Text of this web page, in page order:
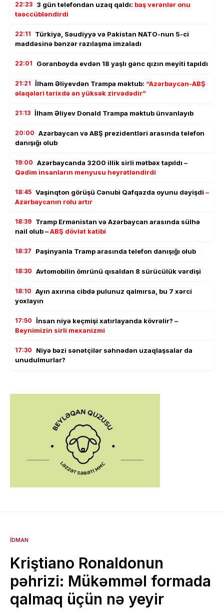
22:23 3 gün telefondan uzaq qaldı: baş verənlər onu
təəccübləndirdi
22:11
Türkiyə, Səudiyyə və Pakistan NATO-nun 5-ci
maddəsinə bənzər razılaşma imzaladı
22:01 Goranboyda evdən 18 yaşlı gənc qızın meyiti tapıldı
21:21 İlham Əliyevdən Trampa məktub: “Azərbaycan-ABŞ
əlaqələri tarixdə ən yüksək zirvədədir”
21:13 İlham Əliyev Donald Trampa məktub ünvanlayıb
20:00 Azərbaycan və ABŞ prezidentləri arasında telefon
danışığı olub
19:00 Azərbaycanda 3200 illik sirli mətbəx tapıldı –
Qədim insanların menyusu heyrətləndirdi
18:45 Vaşinqton görüşü Cənubi Qafqazda oyunu dəyişdi –
Azərbaycanın rolu artır
18:39 Tramp Ermənistan və Azərbaycan arasında sülhə
nail olub –ABŞ dövlət katibi
18:37 Paşinyanla Tramp arasında telefon danışığı olub
18:30 Avtomobilin ömrünü qısaldan 8 sürücülük vərdişi
18:10 Ayın axırına cibdə pulunuz qalmırsa, bu 7 xərci
yoxlayın
17:50 İnsan niyə keçmişi xatırlayanda kövrəlir? –
Beynimizin sirli mexanizmi
17:30
Niyə bəzi sənətçilər səhnədən uzaqlaşsalar da
unudulmurlar?
İDMAN
Kriştiano Ronaldonun
pəhrizi: Mükəmməl formada
qalmaq üçün nə yeyir